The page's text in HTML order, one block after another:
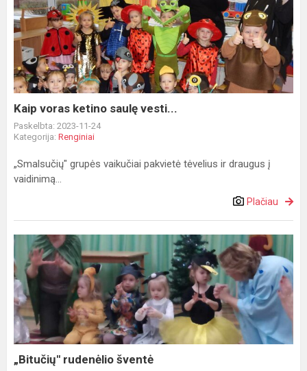
voras
ketino
saulę
vesti...
Kaip voras ketino saulę vesti...
Paskelbta: 2023-11-24
Kategorija: Renginiai
„Smalsučių" grupės vaikučiai pakvietė tėvelius ir draugus į
vaidinimą...
Plačiau
„Bitučių"
rudenėlio
šventė
„Bitučių" rudenėlio šventė